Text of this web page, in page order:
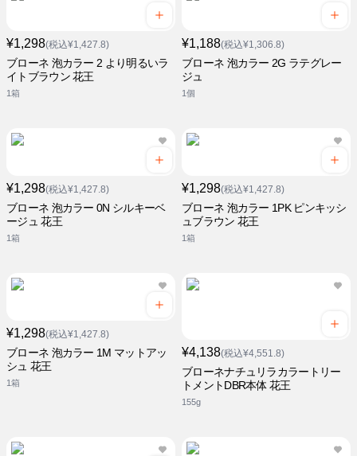
¥1,298(税込¥1,427.8)
ブローネ 泡カラー 2 より明るいラ
イトブラウン 花王
1箱
¥1,188(税込¥1,306.8)
ブローネ 泡カラー 2G ラテグレー
ジュ
1個
¥1,298(税込¥1,427.8)
ブローネ 泡カラー 0N シルキーベ
ージュ 花王
1箱
¥1,298(税込¥1,427.8)
ブローネ 泡カラー 1PK ピンキッシ
ュブラウン 花王
1箱
¥1,298(税込¥1,427.8)
ブローネ 泡カラー 1M マットアッ
シュ 花王
1箱
¥4,138(税込¥4,551.8)
ブローネナチュリラカラートリー
トメントDBR本体 花王
155g